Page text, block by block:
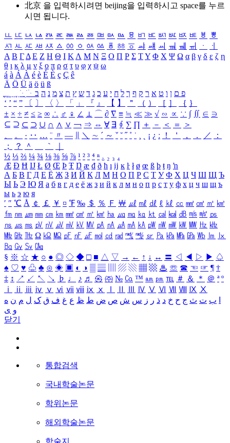
北京 을 입력하시려면 beijing을 입력하시고 space를 누르
시면 됩니다.
ㅥ ㅦ ㅧ ㅨ ㅩ ㅪ ㅫ ㅬ ㅭ ㅮ ㅯ ㅰ ㅱ ㅲ ㅳ ㅴ ㅵ ㅶ ㅷ ㅸ
ㅹ
ㅺ ㅻ ㅼ ㅽ ㅾ ㅿ ㆀ ㆁ ㆂ ㆃ ㆄ ㆅ ㆆ ㆇ ㆈ ㆉ ㆊ ㆋ ㆌ ㆍ
ㆎ
Α Β ΓΔ Ε Ζ Η Θ Ι ΚΛ Μ Ν Ξ Ο Π Ρ Σ ΤΥ Φ Χ Ψ Ω α β γ δ ε ζ η
θ ι κ λ μ ν ξ ο π ρ σ τ υ φ χ ψ ω
á à Á À é è É È ç Ç ê
Ä Ö Ü ä ö ü ß
ִֶֹ ֻּ ׁׂ פ ם ן ו ט א ר ק ף ך ל ח י ע כ ג ד ש ץ ת צ מ נ ה ב
‘ ’ “ ” 〔 〕 〈 〉 「 」 『 』 【 】 ＂ （ ） ［ ］ ｛ ｝
± × ÷ ≠ ≤ ≥ ∞ ∴ ♂ ♀ ∠ ⊥ ⌒ ∂ ∇ ≡ ≒ ≪ ≫ √ ∽ ∝ ∵ ∫ ∬ ∈ ∋
⊆ ⊇ ⊂ ⊃ ∪ ∩ ∧ ∨ ￢ ⇒ ⇔ ∀ ∃ ∮ ∑ ∏ ＋ － ＜ ＝
＞
、
。 · ‥ … ¨ 〃 ― ＼ ∼ ´ ～ ˇ ˘ ˝ ˚ ˙ ¸ ¡ ¿ ː ！ ＇ ， ． ／
：
；
？ ＾ ｀
½ ⅓ ⅔ ¼ ¾ ⅛ ⅜ ⅝ ⅞ ¹ ² ³ ⁴ ⁿ ₁ ₂ ₃ ₄
Æ Ð Ħ Ĳ Ł Ø Œ Þ Ŧ Ŋ æ đ ð ħ ı ĳ ĸ ŀ ł ø œ ß þ ŧ ŋ ŉ
А Б В Г Д Е Ё Ж З И Й К Л М Н О П Р С Т У Ф Х Ц Ч Ш Щ Ъ
Ы Ь Э Ю Я а б в г д е ё ж з и й к л м н о п р с т у ф х ц ч ш щ ъ
ы ь э ю я
′ ″ ℃ Å ￠ ￡ ￥ ¤ ℉ ‰ ＄ ％ Ｆ ￦ ㎕ ㎖ ㎗ ℓ ㎘ ㏄ ㎣ ㎤ ㎥ ㎦
㎙ ㎚ ㎛ ㎜ ㎝ ㎞ ㎟ ㎠ ㎡ ㎢ ㏊ ㎍ ㎎ ㎏ ㏏ ㎈ ㎉ ㏈ ㎧ ㎨ ㎰
㎱ ㎲ ㎳ ㎴ ㎵ ㎶ ㎷ ㎸ ㎹ ㎀ ㎁ ㎂ ㎃ ㎄ ㎺ ㎻ ㎽ ㎾ ㎿ ㎐ ㎑
㎒ ㎓ ㎔ Ω ㏀ ㏁ ㎊ ㎋ ㎌ ㏖ ㏅ ㎭ ㎮ ㎯ ㏛ ㎩ ㎪ ㎫ ㎬ ㏝ ㏐
㏓
㏃ ㏉ ㏜ ㏆
§ ※ ☆ ★ ○ ● ◎ ◇ ◆ □ ■ △ ▽ → ← ↑ ↓ ↔ 〓 ◁ ◀ ▷ ▶ ♤
♠ ♡ ♥ ♧ ♣ ⊙ ◈ ▣ ◐ ◑ ▒ ▤ ▨ ▧ ▦ ▩ ♨ ☏ ☎ ☜ ☞ ¶ †
‡ ↕ ↗ ↙ ↖ ↘ ♭ ♩ ♪ ♬ ㉿ ㈜ № ㏇ ™ ㏂ ㏘ ℡ ＃ ＆ ＊ ＠ ª º
ⅰ
ⅱ ⅲ ⅳ ⅴ ⅵ ⅶ ⅷ ⅸ ⅹ Ⅳ Ⅴ Ⅵ Ⅶ Ⅷ Ⅸ Ⅹ
ب ت ث ج ح خ د ذ ر ز س ش ص ض ط ظ ع غ ف ق ک ل م ن ه
و ی
닫기
통합검색
국내학술논문
학위논문
해외학술논문